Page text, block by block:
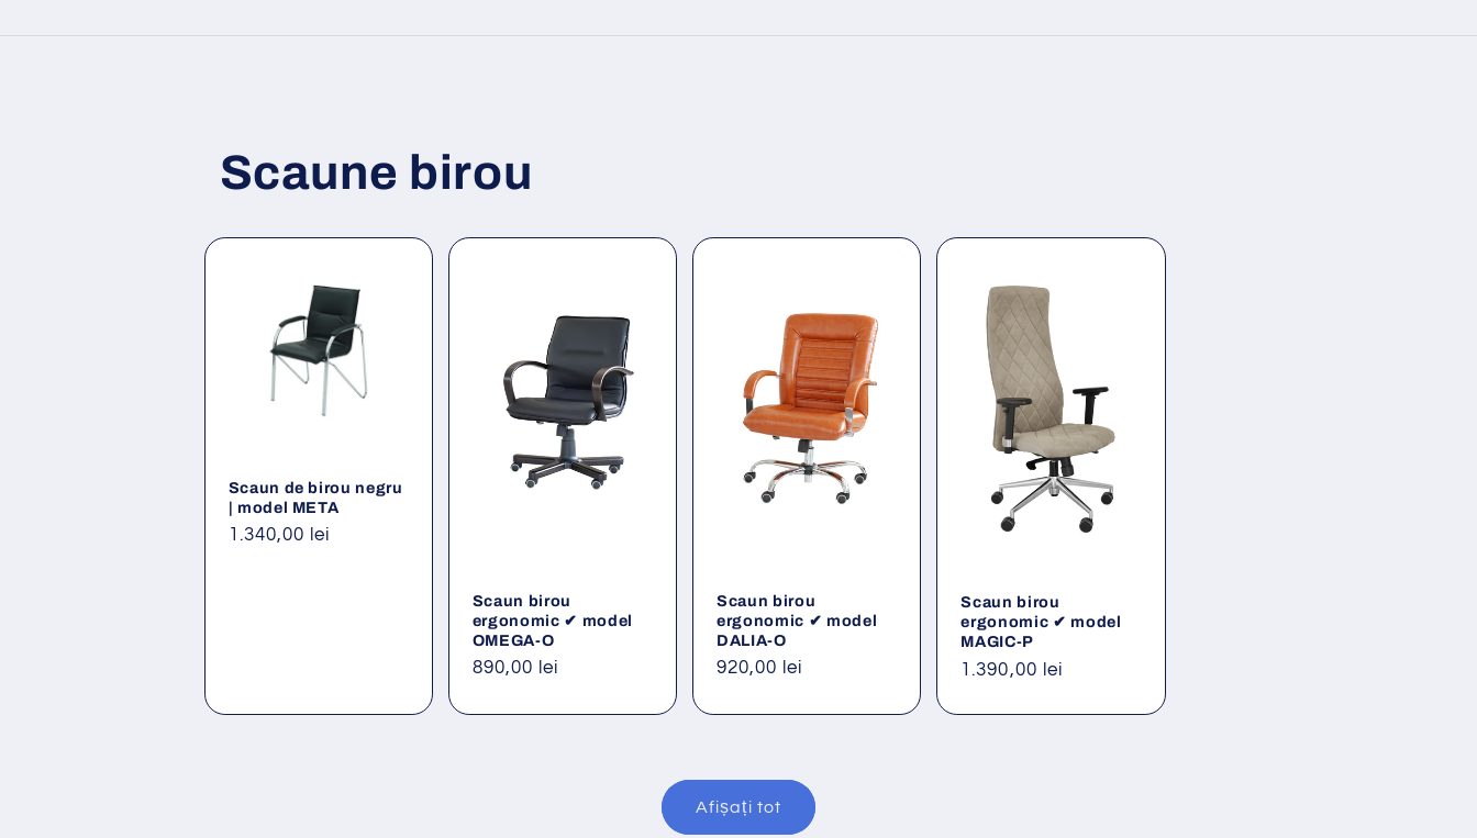
Scaune birou
Scaun de birou negru
| model META
Preț
1.340,00 lei
Scaun birou
ergonomic ✔ model
OMEGA-O
Preț
890,00 lei
Scaun birou
ergonomic ✔ model
DALIA-O
Preț
920,00 lei
Scaun birou
ergonomic ✔ model
MAGIC-P
Preț
1.390,00 lei
Afișați tot